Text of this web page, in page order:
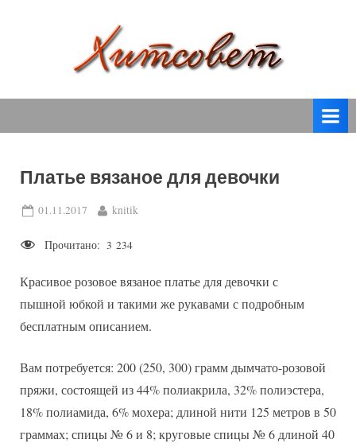
т
о
спицами,
крючком,
вязаные
модели
Платье вязаное для девочки
Posted
01.11.2017 By
knitik
Прочитано: 3 234
Красивое розовое вязаное платье для девочки с
пышной юбкой и такими же рукавами с подробным
бесплатным описанием.
Вам потребуется: 200 (250, 300) грамм дымчато-розовой
пряжи, состоящей из 44% полиакрила, 32% полиэстера,
18% полиамида, 6% мохера; длиной нити 125 метров в 50
граммах; спицы № 6 и 8; круговые спицы № 6 длиной 40